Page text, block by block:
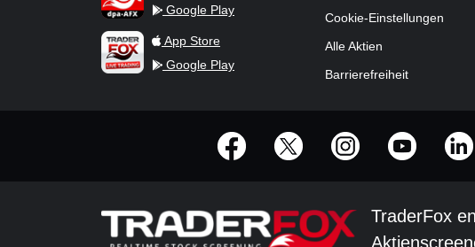
Google Play
TraderFox Live Trading
App Store
Google Play
Cookie-Einstellungen
Alle Aktien
Barrierefreiheit
offizielle Social Media-Accounts
TraderFox